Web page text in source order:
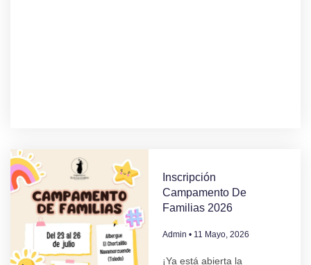
Inscripción
Campamento De
Familias 2026
Admin 11 Mayo, 2026
¡Ya está abierta la